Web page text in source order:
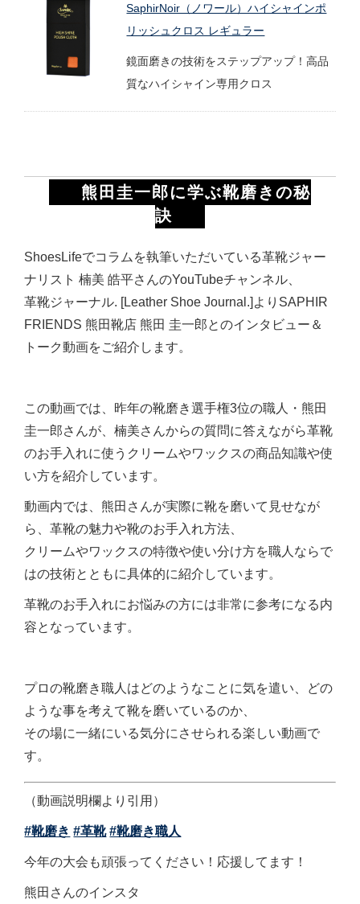
SaphirNoir（ノワール）ハイシャインポ
リッシュクロス レギュラー
鏡面磨きの技術をステップアップ！高品
質なハイシャイン専用クロス
熊田圭一郎に学ぶ靴磨きの秘
訣
ShoesLifeでコラムを執筆いただいている革靴ジャー
ナリスト 楠美 皓平さんのYouTubeチャンネル、
革靴ジャーナル. [Leather Shoe Journal.] より SAPHIR
FRIENDS 熊田靴店 熊田 圭一郎とのインタビュー＆
トーク動画をご紹介します。
この動画では、昨年の靴磨き選手権3位の職人・熊田
圭一郎さんが、楠美さんからの質問に答えながら革靴
のお手入れに使うクリームやワックスの商品知識や使
い方を紹介しています。
動画内では、熊田さんが実際に靴を磨いて見せなが
ら、革靴の魅力や靴のお手入れ方法、
クリームやワックスの特徴や使い分け方を職人ならで
はの技術とともに具体的に紹介しています。
革靴のお手入れにお悩みの方には非常に参考になる内
容となっています。
プロの靴磨き職人はどのようなことに気を遣い、どの
ような事を考えて靴を磨いているのか、
その場に一緒にいる気分にさせられる楽しい動画で
す。
（動画説明欄より引用）
#靴磨き #革靴 #靴磨き職人
今年の大会も頑張ってください！応援してます！
熊田さんのインスタ